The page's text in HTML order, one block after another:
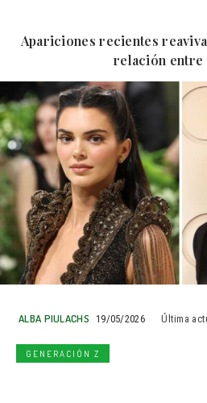
Apariciones recientes
relación entre
ALBA PIULACHS 19/05/2026 Última
GENERACIÓN Z